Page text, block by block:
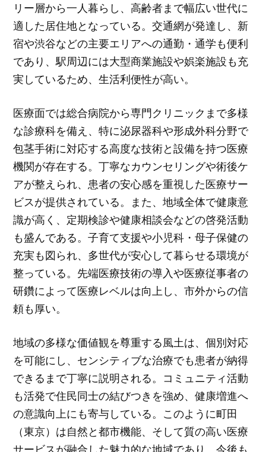
リー層から一人暮らし、高齢者まで幅広い世代に
適した居住地となっている。交通網が発達し、新
宿や渋谷などの主要エリアへの通勤・通学も便利
であり、駅周辺には大型商業施設や娯楽施設も充
実しているため、生活利便性が高い。
医療面では総合病院から専門クリニックまで多様
な診療科を備え、特に泌尿器科や形成外科分野で
包茎手術に対応する高度な技術と設備を持つ医療
機関が存在する。丁寧なカウンセリングや術後ケ
アが整えられ、患者の安心感を重視した医療サー
ビスが提供されている。また、地域全体で健康意
識が高く、定期検診や健康相談会などの啓発活動
も盛んである。子育て支援や小児科・母子保健の
充実も図られ、多世代が安心して暮らせる環境が
整っている。先端医療技術の導入や医療従事者の
研鑽によって医療レベルは向上し、市外からの信
頼も厚い。
地域の多様な価値観を尊重する風土は、個別対応
を可能にし、センシティブな治療でも患者が納得
できるまで丁寧に説明される。コミュニティ活動
も活発で住民同士の結びつきを強め、健康増進へ
の意識向上にも寄与している。このように町田
（東京）は自然と都市機能、そして質の高い医療
サービスが融合した魅力的な地域であり、今後も